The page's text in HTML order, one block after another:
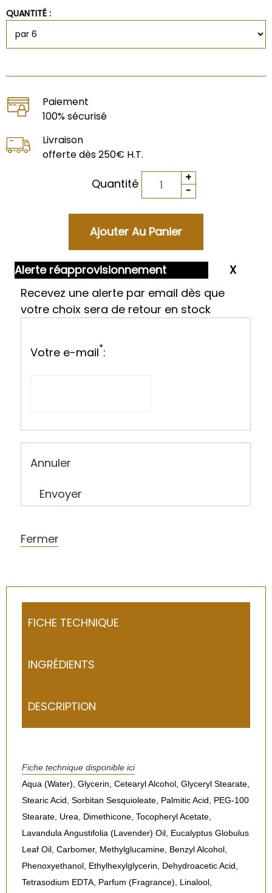
QUANTITÉ :
Paiement
100% sécurisé
Livraison
offerte dès 250€ H.T.
Quantité
Alerte réapprovisionnement
Recevez une alerte par email dès que
votre choix sera de retour en stock
Votre e-mail*:
Annuler
Envoyer
Fermer
FICHE TECHNIQUE
INGRÉDIENTS
DESCRIPTION
Fiche technique disponible ici
Aqua (Water), Glycerin, Cetearyl Alcohol, Glyceryl Stearate,
Stearic Acid, Sorbitan Sesquioleate, Palmitic Acid, PEG-100
Stearate, Urea, Dimethicone, Tocopheryl Acetate,
Lavandula Angustifolia (Lavender) Oil, Eucalyptus Globulus
Leaf Oil, Carbomer, Methylglucamine, Benzyl Alcohol,
Phenoxyethanol, Ethylhexylglycerin, Dehydroacetic Acid,
Tetrasodium EDTA, Parfum (Fragrance), Linalool,